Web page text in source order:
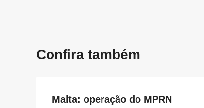
Confira também
Malta: operação do MPRN